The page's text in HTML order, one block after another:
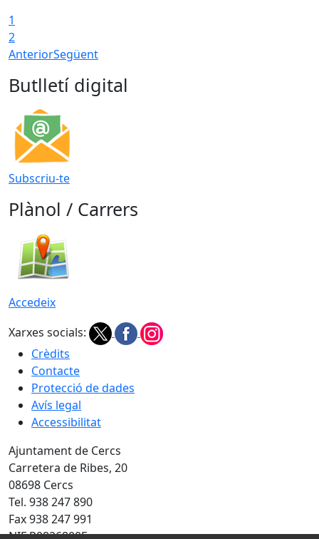
1
2
AnteriorSegüent
Butlletí digital
Subscriu-te
Plànol / Carrers
Accedeix
Xarxes socials:
Crèdits
Contacte
Protecció de dades
Avís legal
Accessibilitat
Ajuntament de Cercs
Carretera de Ribes, 20
08698 Cercs
Tel. 938 247 890
Fax 938 247 991